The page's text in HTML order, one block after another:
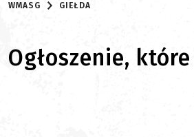
WMASG GIEŁDA
Ogłoszenie,